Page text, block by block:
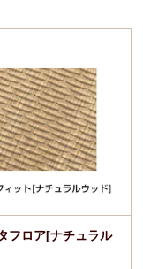
フロア[ナチュラル